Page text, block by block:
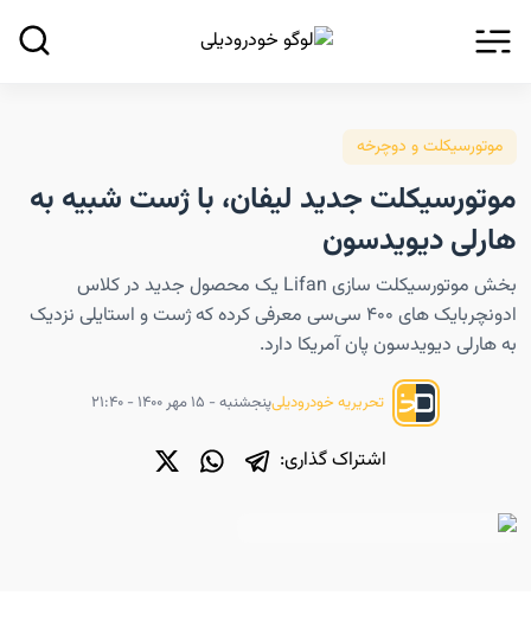
موتورسیکلت و دوچرخه
موتورسیکلت جدید لیفان، با ژست شبیه به
هارلی دیویدسون
بخش موتورسیکلت سازی Lifan یک محصول جدید در کلاس
ادونچربایک های ۴۰۰ سی‌سی معرفی کرده که ژست و استایلی نزدیک
به هارلی دیویدسون پان آمریکا دارد.
تحریریه خودرودیلیپنجشنبه - ۱۵ مهر ۱۴۰۰ - ۲۱:۴۰
اشتراک گذاری: